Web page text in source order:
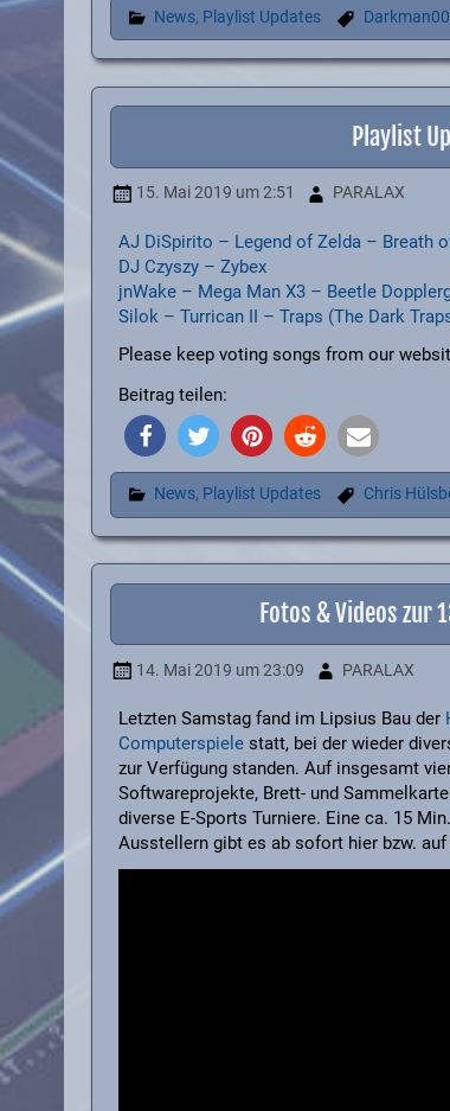
News, Playlist Updates
Playlist
15. Mai 2019 um 2:51 PARALAX
AJ DiSpirito – Legend of Zelda – Breath
DJ Czyszy – Zybex
jnWake – Mega Man X3 – Beetle
Silok – Turrican II – Traps (The Dark
Please keep voting songs from our
Beitrag teilen:
News, Playlist Updates Chris
Fotos & Videos zur
14. Mai 2019 um 23:09 PARALAX
Letzten Samstag fand im Lipsius Bau der
Computerspiele statt, bei der wieder
zur Verfügung standen. Auf insgesamt
Softwareprojekte, Brett- und
diverse E-Sports Turniere. Eine ca. 15
Ausstellern gibt es ab sofort hier bzw. auf